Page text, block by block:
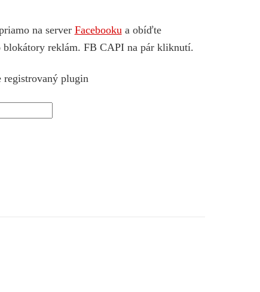
na server Facebooku a obíďte
blokátory reklám. FB CAPI na pár kliknutí.
registrovaný plugin